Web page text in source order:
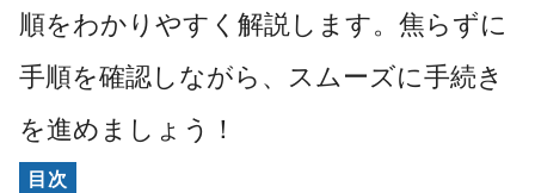
順をわかりやすく解説します。焦らずに
手順を確認しながら、スムーズに手続き
を進めましょう！